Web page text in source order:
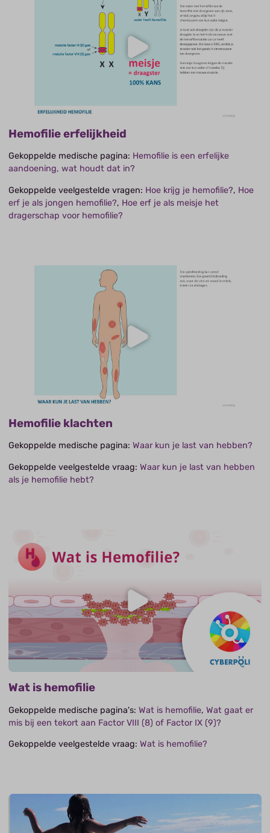
Hemofilie erfelijkheid
Gekoppelde medische pagina: Hemofilie is een erfelijke
aandoening, wat houdt dat in?
Gekoppelde veelgestelde vragen: Hoe krijg je hemofilie?, Hoe
erf je als jongen hemofilie?, Hoe erf je als meisje het
dragerschap voor hemofilie?
Hemofilie klachten
Gekoppelde medische pagina:Waar kun je last van hebben?
Gekoppelde veelgestelde vraag:Waar kun je last van hebben
als je hemofilie hebt?
Wat is hemofilie
Gekoppelde medische pagina's:Wat is hemofilie,Wat gaat er
mis bij een tekort aan Factor VIII (8) of Factor IX (9)?
Gekoppelde veelgestelde vraag:Wat is hemofilie?